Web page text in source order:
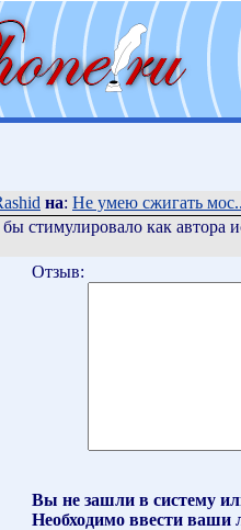
на: Не умею сжигать
бы стимулировало как автора
Отзыв:
Вы не зашли в систему
Необходимо ввести ваши